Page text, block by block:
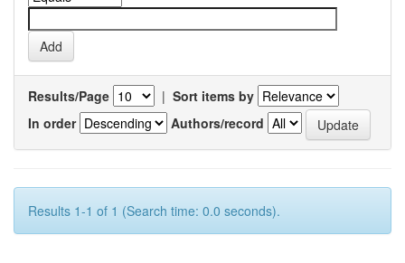
Results/Page | Sort items by
In order
Authors/record
Results 1-1 of 1 (Search time: 0.0 seconds).